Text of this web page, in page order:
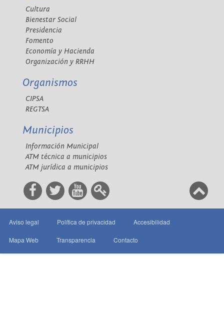
Cultura
Bienestar Social
Presidencia
Fomento
Economía y Hacienda
Organización y RRHH
Organismos
CIPSA
REGTSA
Municipios
Información Municipal
ATM técnica a municipios
ATM jurídica a municipios
Aviso legal Política de privacidad Accesibilidad
Mapa Web Transparencia Contacto